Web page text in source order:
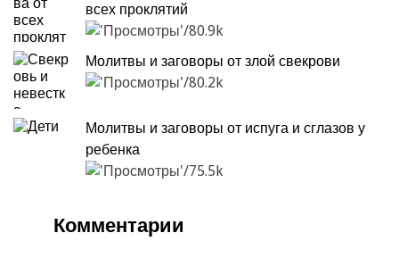
всех проклятий
80.9k
Молитвы и заговоры от злой свекрови
80.2k
Молитвы и заговоры от испуга и сглазов у
ребенка
75.5k
Комментарии